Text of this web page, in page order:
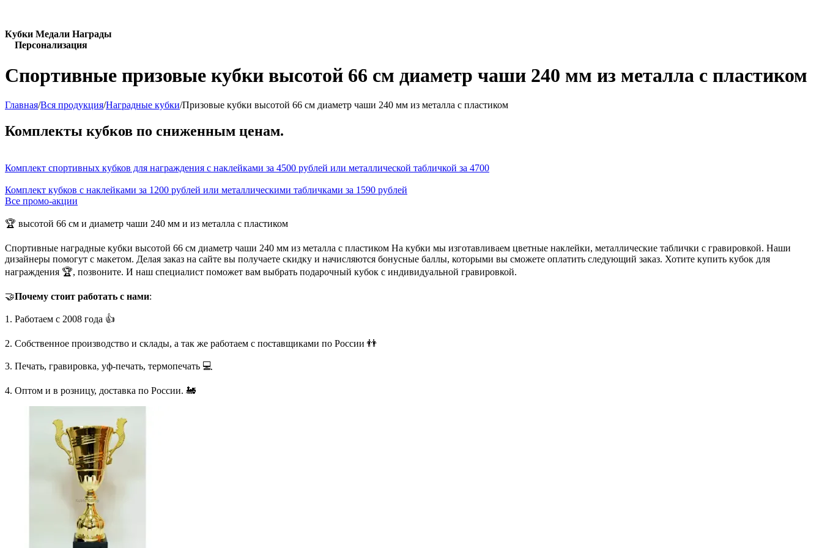
Кубки Медали Награды
Персонализация
Спортивные призовые кубки высотой 66 см диаметр чаши 240 мм из металла с пластиком
Главная/Вся продукция/Наградные кубки/Призовые кубки высотой 66 см диаметр чаши 240 мм из металла с пластиком
Комплекты кубков по сниженным ценам.
Комплект спортивных кубков для награждения с наклейками за 4500 рублей или металлической табличкой за 4700
Комплект кубков с наклейками за 1200 рублей или металлическими табличками за 1590 рублей
Все промо-акции
🏆 высотой 66 см и диаметр чаши 240 мм и из металла с пластиком
Спортивные наградные кубки высотой 66 см диаметр чаши 240 мм из металла с пластиком На кубки мы изготавливаем цветные наклейки, металлические таблички с гравировкой. Наши
дизайнеры помогут с макетом. Делая заказ на сайте вы получаете скидку и начисляются бонусные баллы, которыми вы сможете оплатить следующий заказ. Хотите купить кубок для
награждения 🏆, позвоните. И наш специалист поможет вам выбрать подарочный кубок с индивидуальной гравировкой.
🤝Почему стоит работать с нами:
1. Работаем с 2008 года 👍
2. Собственное производство и склады, а так же работаем с поставщиками по России 👬
3. Печать, гравировка, уф-печать, термопечать 💻
4. Оптом и в розницу, доставка по России. 🚂